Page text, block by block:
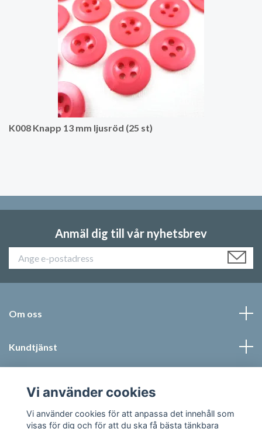
K008 Knapp 13 mm ljusröd (25 st)
Anmäl dig till vår nyhetsbrev
Om oss
Kundtjänst
Sociala medier
Vi använder cookies
Vi använder cookies för att anpassa det innehåll som
visas för dig och för att du ska få bästa tänkbara